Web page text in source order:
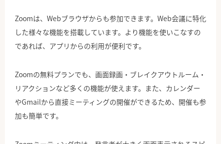
Zoomは、Webブラウザからも参加できます。Web会議に特化
した様々な機能を搭載しています。より機能を使いこなすの
であれば、アプリからの利用が便利です。
Zoomの無料プランでも、画面録画・ブレイクアウトルーム・
リアクションなど多くの機能が使えます。また、カレンダー
やGmailから直接ミーティングの開催ができるため、開催も参
加も簡単です。